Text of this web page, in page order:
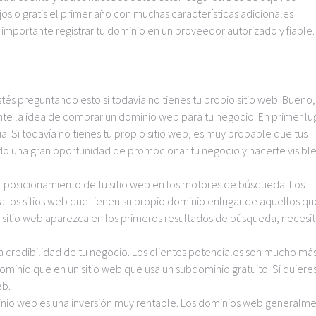
o gratis el primer año con muchas características adicionales
registrar tu dominio en un proveedor autorizado y fiable.
preguntando esto si todavía no tienes tu propio sitio web.
la idea de comprar un dominio web para tu negocio. En primer
todavía no tienes tu propio sitio web, es muy probable que tus
una gran oportunidad de promocionar tu negocio y hacerte
de tu sitio web en los motores de búsqueda. Los
sitios web que tienen su propio dominio enlugar de aquellos
web aparezca en los primeros resultados de búsqueda,
de tu negocio. Los clientes potenciales son mucho
que en un sitio web que usa un subdominio gratuito. Si
web es una inversión muy rentable. Los dominios web